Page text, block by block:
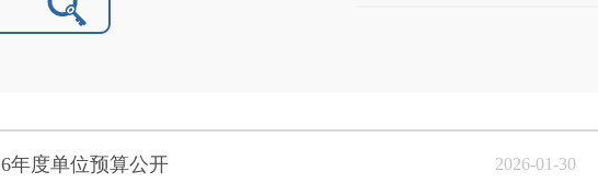
年度单位预算公开 2026-01-30